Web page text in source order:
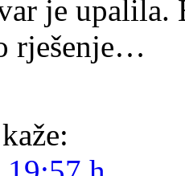
je upalila.
rješenje…
kaže: